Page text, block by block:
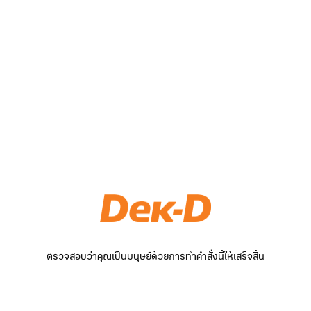
ตรวจสอบว่าคุณเป็นมนุษย์ด้วยการทำคำสั่งนี้ให้เสร็จสิ้น